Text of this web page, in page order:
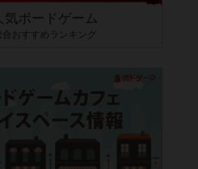
気ボードゲーム
合おすすめランキング